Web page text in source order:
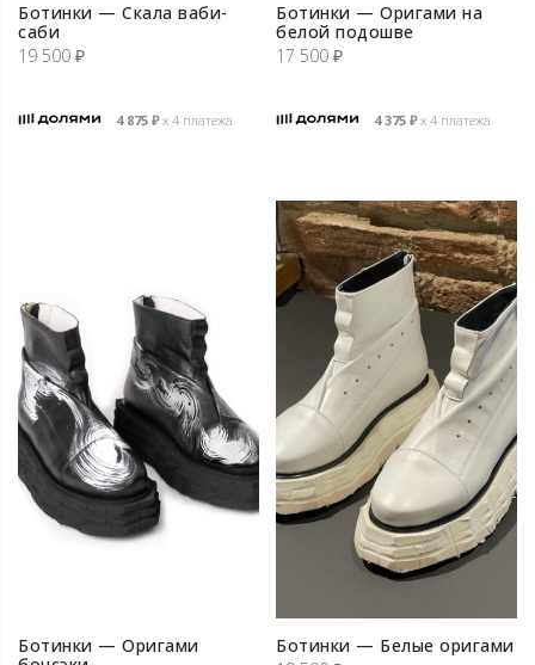
Ботинки — Скала ваби-
cаби
19 500 ₽
4 875 ₽х 4 платежа
Ботинки — Оригами на
белой подошве
17 500 ₽
4 375 ₽х 4 платежа
Ботинки — Оригами
Ботинки — Белые оригами